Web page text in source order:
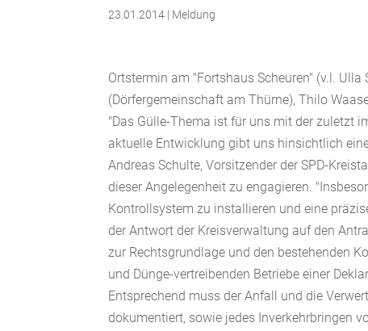
23.01.2014 | Meldung
Ortstermin am "Fortshaus Scheuren" (v.l.
(Dörfergemeinschaft am Thürne), Thilo
"Das Gülle-Thema ist für uns mit der zuletzt
aktuelle Entwicklung gibt uns hinsichtlich
Andreas Schulte, Vorsitzender der SPD-
dieser Angelegenheit zu engagieren.
Kontrollsystem zu installieren und eine
der Antwort der Kreisverwaltung auf den
zur Rechtsgrundlage und den bestehenden
und Dünge-vertreibenden Betriebe einer
Entsprechend muss der Anfall und die
dokumentiert, sowie jedes Inverkehrbringen